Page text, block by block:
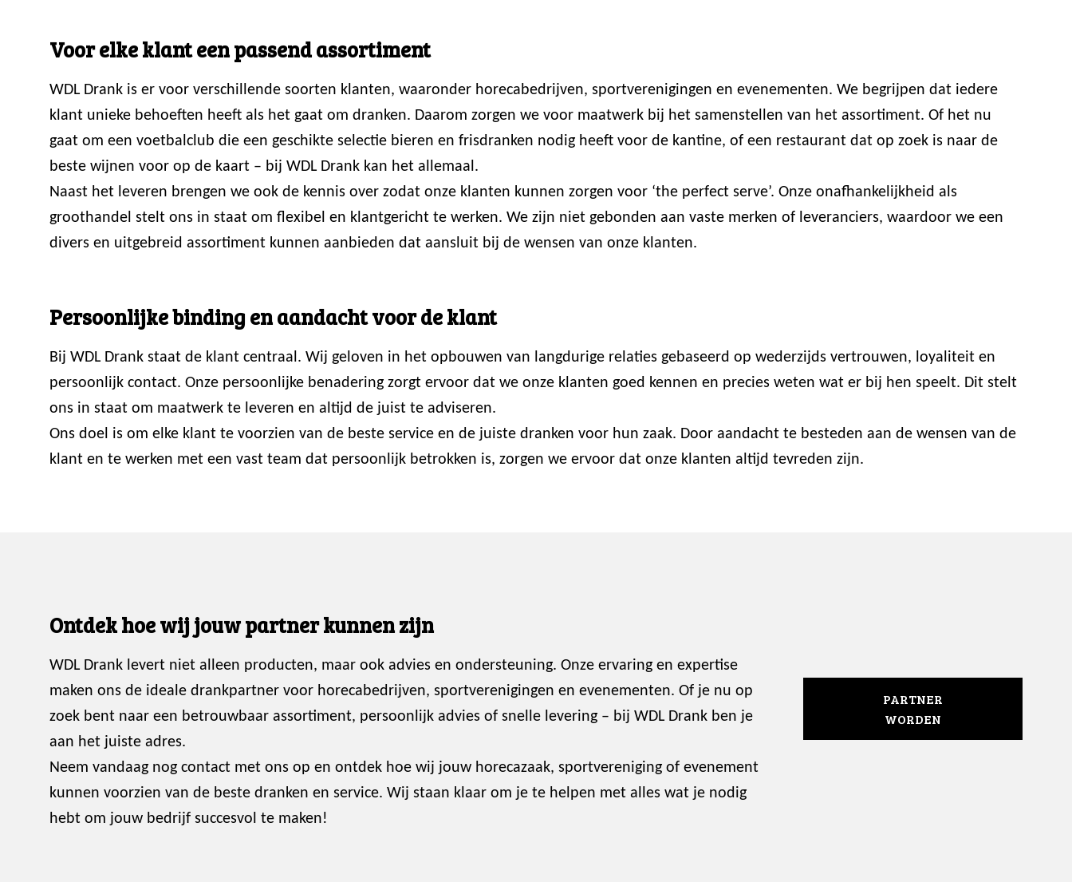
Voor elke klant een passend assortiment
WDL Drank is er voor verschillende soorten klanten, waaronder horecabedrijven, sportverenigingen en evenementen. We begrijpen dat iedere
klant unieke behoeften heeft als het gaat om dranken. Daarom zorgen we voor maatwerk bij het samenstellen van het assortiment. Of het nu
gaat om een voetbalclub die een geschikte selectie bieren en frisdranken nodig heeft voor de kantine, of een restaurant dat op zoek is naar de
beste wijnen voor op de kaart – bij WDL Drank kan het allemaal.
Naast het leveren brengen we ook de kennis over zodat onze klanten kunnen zorgen voor ‘the perfect serve’. Onze onafhankelijkheid als
groothandel stelt ons in staat om flexibel en klantgericht te werken. We zijn niet gebonden aan vaste merken of leveranciers, waardoor we een
divers en uitgebreid assortiment kunnen aanbieden dat aansluit bij de wensen van onze klanten.
Persoonlijke binding en aandacht voor de klant
Bij WDL Drank staat de klant centraal. Wij geloven in het opbouwen van langdurige relaties gebaseerd op wederzijds vertrouwen, loyaliteit en
persoonlijk contact. Onze persoonlijke benadering zorgt ervoor dat we onze klanten goed kennen en precies weten wat er bij hen speelt. Dit stelt
ons in staat om maatwerk te leveren en altijd de juist te adviseren.
Ons doel is om elke klant te voorzien van de beste service en de juiste dranken voor hun zaak. Door aandacht te besteden aan de wensen van de
klant en te werken met een vast team dat persoonlijk betrokken is, zorgen we ervoor dat onze klanten altijd tevreden zijn.
Ontdek hoe wij jouw partner kunnen zijn
WDL Drank levert niet alleen producten, maar ook advies en ondersteuning. Onze ervaring en expertise
maken ons de ideale drankpartner voor horecabedrijven, sportverenigingen en evenementen. Of je nu op
zoek bent naar een betrouwbaar assortiment, persoonlijk advies of snelle levering – bij WDL Drank ben je
aan het juiste adres.
Neem vandaag nog contact met ons op en ontdek hoe wij jouw horecazaak, sportvereniging of evenement
kunnen voorzien van de beste dranken en service. Wij staan klaar om je te helpen met alles wat je nodig
hebt om jouw bedrijf succesvol te maken!
PARTNER
WORDEN